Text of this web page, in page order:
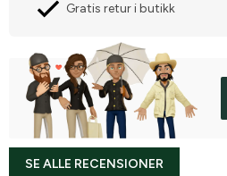
Gratis retur i butikk
SE ALLE RECENSIONER